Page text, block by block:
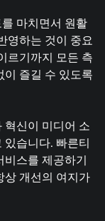
마치면서 원활
영하는 것이 중요
르기까지 모든 측
이 즐길 수 있도록
혁신이 미디어 소
습니다. 빠른티
비스를 제공하기
상 개선의 여지가